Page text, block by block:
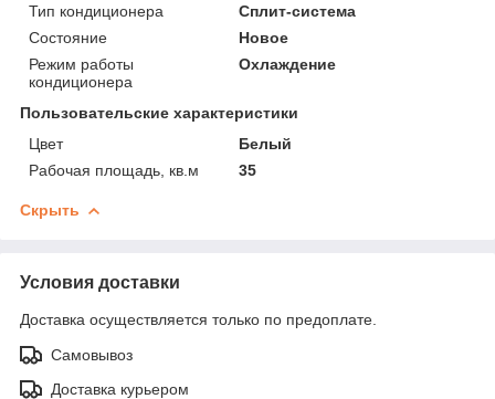
Тип кондиционера
Сплит-система
Состояние
Новое
Режим работы
кондиционера
Охлаждение
Пользовательские характеристики
Цвет
Белый
Рабочая площадь, кв.м
35
Скрыть
Условия доставки
Доставка осуществляется только по предоплате.
Самовывоз
Доставка курьером